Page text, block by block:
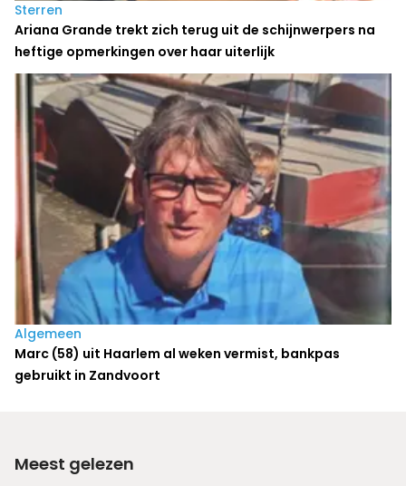
Sterren
Ariana Grande trekt zich terug uit de schijnwerpers na
heftige opmerkingen over haar uiterlijk
Algemeen
Marc (58) uit Haarlem al weken vermist, bankpas
gebruikt in Zandvoort
Meest gelezen